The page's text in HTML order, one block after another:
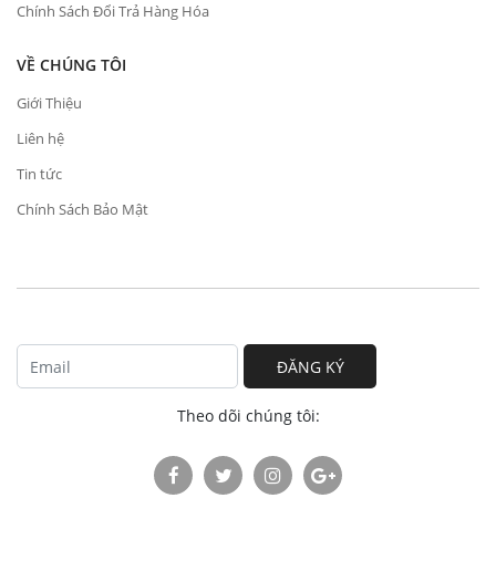
Chính Sách Đổi Trả Hàng Hóa
VỀ CHÚNG TÔI
Giới Thiệu
Liên hệ
Tin tức
Chính Sách Bảo Mật
ĐĂNG KÝ
Theo dõi chúng tôi: